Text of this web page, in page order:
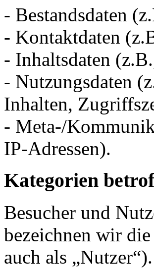
- Bestandsdaten
- Kontaktdaten
- Inhaltsdaten
- Nutzungsdaten
Inhalten,
- Meta-/
IP-Adressen).
Kategorien
Besucher und
bezeichnen wir die
auch als „Nutzer“).